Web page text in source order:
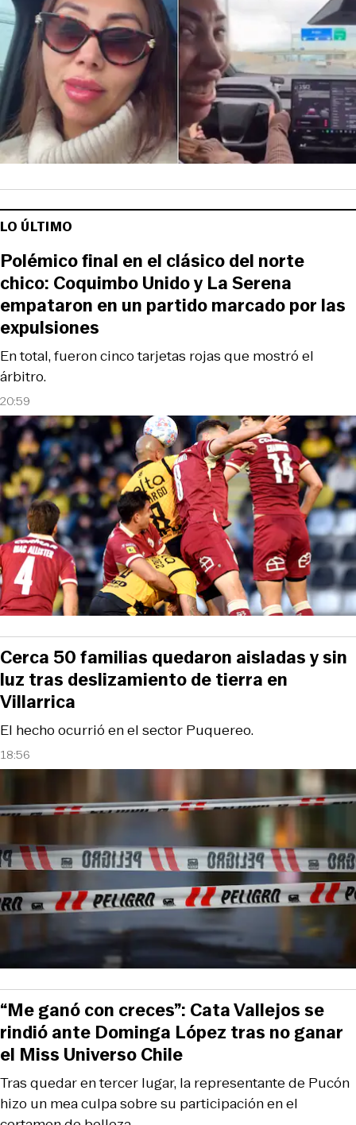
LO ÚLTIMO
20:59
En total, fueron cinco tarjetas rojas que mostró el
árbitro.
Polémico final en el clásico del norte
chico: Coquimbo Unido y La Serena
empataron en un partido marcado por las
expulsiones
18:56
El hecho ocurrió en el sector Puquereo.
Cerca 50 familias quedaron aisladas y sin
luz tras deslizamiento de tierra en
Villarrica
Tras quedar en tercer lugar, la representante de Pucón
hizo un mea culpa sobre su participación en el
“Me ganó con creces”: Cata Vallejos se
rindió ante Dominga López tras no ganar
el Miss Universo Chile